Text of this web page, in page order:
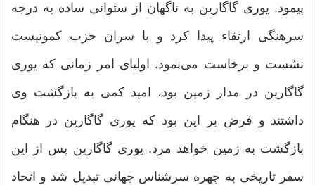
پیمود. یوری گاگارین به ناگهان از ستوانی ساده به درجه‌
سرهنگی ارتقاء پیدا کرد و با سران حزب کمونیست
نشست و برخاست می‌نمود. اولیای امر زمانی که یوری
گاگارین در مدار زمین بود، امید کمی به بازگشت وی
داشتند و فرض بر این بود که یوری گاگارین در هنگام
بازگشت به زمین خواهد مرد. یوری گاگارین پس از این
سفر تاریخی به چهره‌ سر‌شناس جهانی تبدیل شد و اتحاد